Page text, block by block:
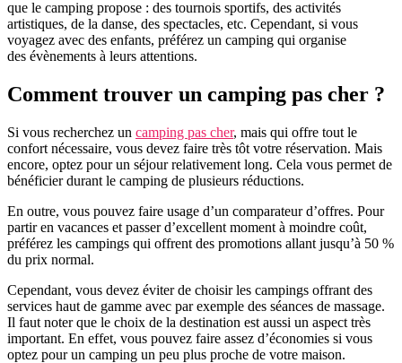
que le camping propose : des tournois sportifs, des activités
artistiques, de la danse, des spectacles, etc. Cependant, si vous
voyagez avec des enfants, préférez un camping qui organise
des évènements à leurs attentions.
Comment trouver un camping pas cher ?
Si vous recherchez un camping pas cher, mais qui offre tout le
confort nécessaire, vous devez faire très tôt votre réservation. Mais
encore, optez pour un séjour relativement long. Cela vous permet de
bénéficier durant le camping de plusieurs réductions.
En outre, vous pouvez faire usage d’un comparateur d’offres. Pour
partir en vacances et passer d’excellent moment à moindre coût,
préférez les campings qui offrent des promotions allant jusqu’à 50 %
du prix normal.
Cependant, vous devez éviter de choisir les campings offrant des
services haut de gamme avec par exemple des séances de massage.
Il faut noter que le choix de la destination est aussi un aspect très
important. En effet, vous pouvez faire assez d’économies si vous
optez pour un camping un peu plus proche de votre maison.